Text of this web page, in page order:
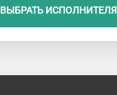
ВЫБРАТЬ ИСПОЛНИТЕЛЯ